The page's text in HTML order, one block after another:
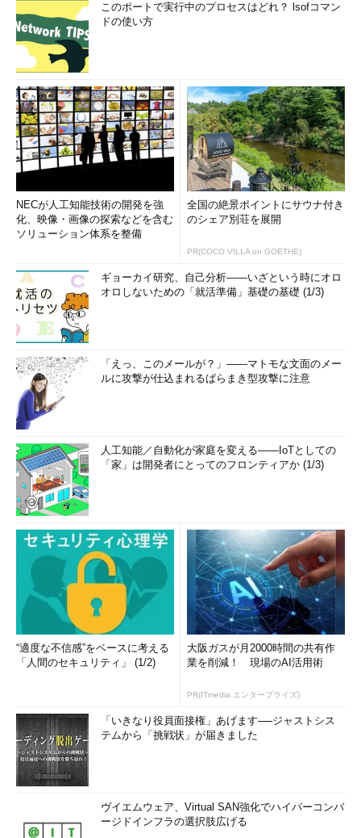
このポートで実行中のプロセスはどれ？ lsofコマン
ドの使い方
NECが人工知能技術の開発を強
化、映像・画像の探索などを含む
ソリューション体系を整備
全国の絶景ポイントにサウナ付き
のシェア別荘を展開
PR(COCO VILLA on GOETHE)
ギョーカイ研究、自己分析――いざという時にオロ
オロしないための「就活準備」基礎の基礎 (1/3)
「えっ、このメールが？」――マトモな文面のメー
ルに攻撃が仕込まれるばらまき型攻撃に注意
人工知能／自動化が家庭を変える――IoTとしての
「家」は開発者にとってのフロンティアか (1/3)
“適度な不信感”をベースに考える
「人間のセキュリティ」 (1/2)
大阪ガスが月2000時間の共有作
業を削減！ 現場のAI活用術
PR(ITmedia エンタープライズ)
「いきなり役員面接権」あげます──ジャストシス
テムから「挑戦状」が届きました
ヴイエムウェア、Virtual SAN強化でハイパーコンバ
ージドインフラの選択肢広げる